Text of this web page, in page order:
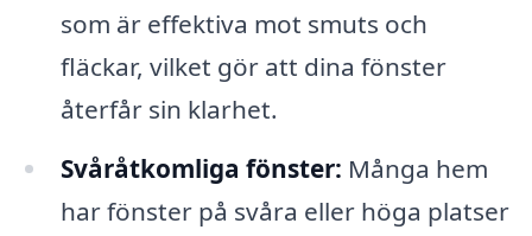
som är effektiva mot smuts och
fläckar, vilket gör att dina fönster
återfår sin klarhet.
Svåråtkomliga fönster: Många hem
har fönster på svåra eller höga platser